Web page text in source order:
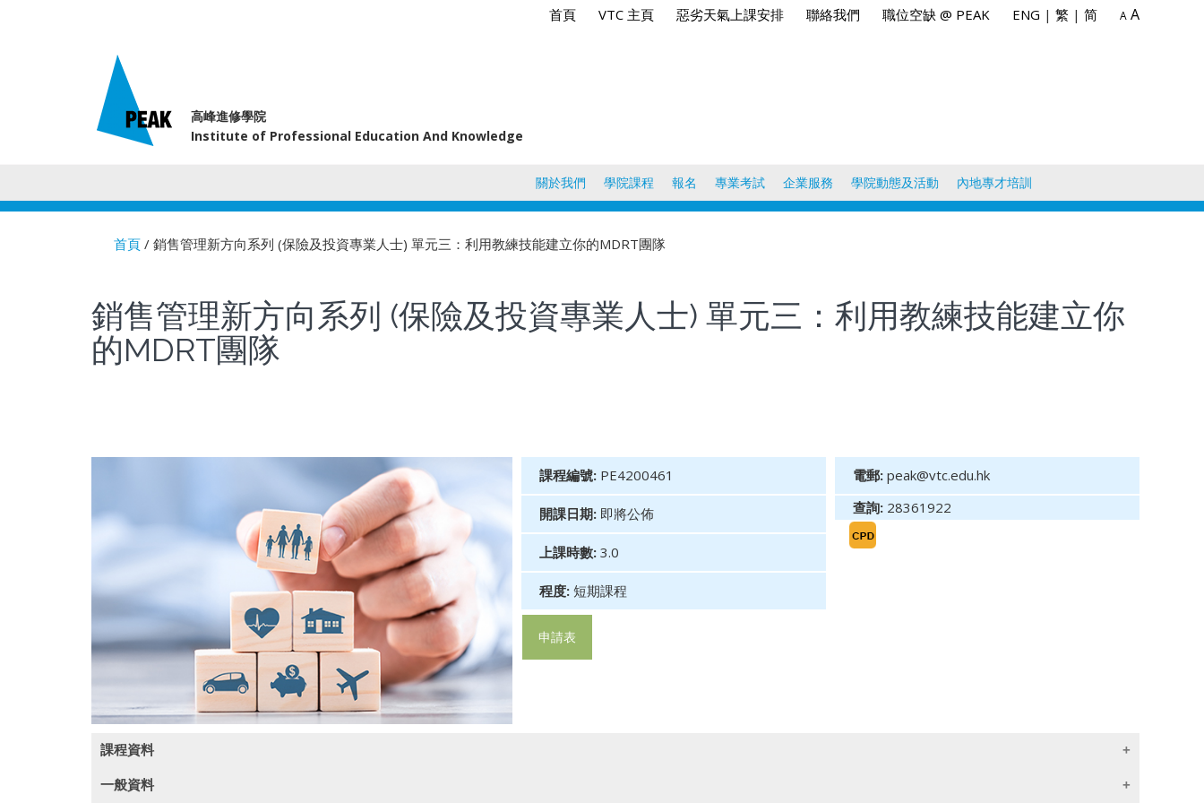
首頁 VTC 主頁 惡劣天氣上課安排 聯絡我們 職位空缺 @ PEAK ENG | 繁 | 简 A A
高峰進修學院
Institute of Professional Education And Knowledge
關於我們 學院課程 報名 專業考試 企業服務 學院動態及活動 內地專才培訓
首頁 / 銷售管理新方向系列 (保險及投資專業人士) 單元三：利用教練技能建立你的MDRT團隊
銷售管理新方向系列 (保險及投資專業人士) 單元三：利用教練技能建立你
的MDRT團隊
課程編號: PE4200461
開課日期: 即將公佈
上課時數: 3.0
程度: 短期課程
申請表
電郵: peak@vtc.edu.hk
查詢: 28361922
課程資料
一般資料